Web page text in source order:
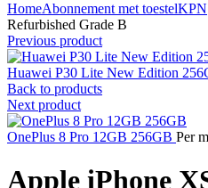
HomeAbonnement met toestelKPN
Refurbished Grade B
Previous product
Huawei P30 Lite New Edition
Back to products
Next product
OnePlus 8 Pro 12GB 256GB Per
Apple iPhone